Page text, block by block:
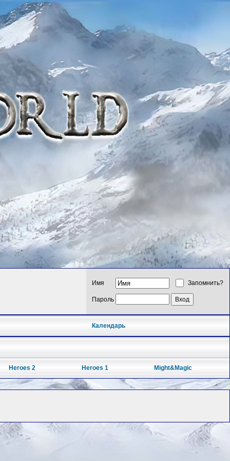
Имя Запомнить?
Пароль
Календарь
Heroes 2 Heroes 1 Might&Magic